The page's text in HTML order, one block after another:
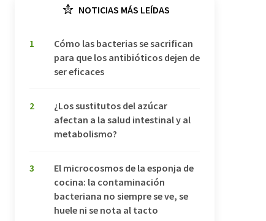
NOTICIAS MÁS LEÍDAS
1
Cómo las bacterias se sacrifican
para que los antibióticos dejen de
ser eficaces
2
¿Los sustitutos del azúcar
afectan a la salud intestinal y al
metabolismo?
3
El microcosmos de la esponja de
cocina: la contaminación
bacteriana no siempre se ve, se
huele ni se nota al tacto